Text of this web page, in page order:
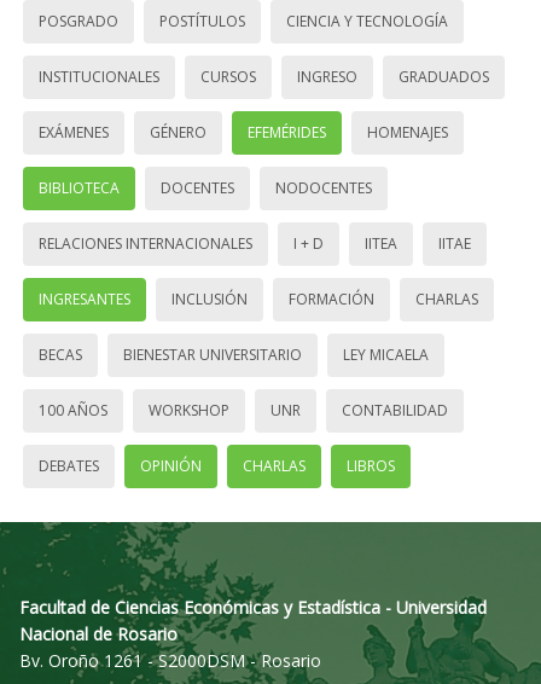
POSGRADO POSTÍTULOS CIENCIA Y TECNOLOGÍA
INSTITUCIONALES CURSOS INGRESO GRADUADOS
EXÁMENES GÉNERO EFEMÉRIDES HOMENAJES
BIBLIOTECA DOCENTES NODOCENTES
RELACIONES INTERNACIONALES I + D IITEA IITAE
INGRESANTES INCLUSIÓN FORMACIÓN CHARLAS
BECAS BIENESTAR UNIVERSITARIO LEY MICAELA
100 AÑOS WORKSHOP UNR CONTABILIDAD
DEBATES OPINIÓN CHARLAS LIBROS
Facultad de Ciencias Económicas y Estadística - Universidad
Nacional de Rosario
Bv. Oroño 1261 - S2000DSM - Rosario